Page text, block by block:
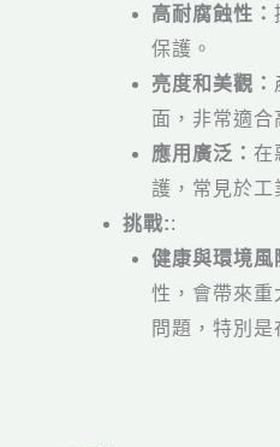
高耐腐蝕性：
保護。
亮度和美觀：
面，非常適合
應用廣泛： 在
護，常見於工
挑戰::
健康與環境風
性，會帶來重
問題，特別是